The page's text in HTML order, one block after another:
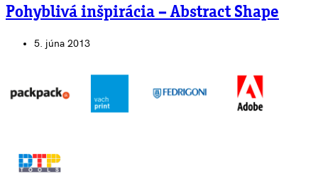
Pohyblivá inšpirácia – Abstract Shape
5. júna 2013